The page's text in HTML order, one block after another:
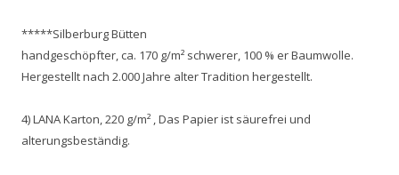
*****Silberburg Bütten
handgeschöpfter, ca. 170 g/m² schwerer, 100 % er Baumwolle.
Hergestellt nach 2.000 Jahre alter Tradition hergestellt.
4) LANA Karton, 220 g/m² , Das Papier ist säurefrei und
alterungsbeständig.